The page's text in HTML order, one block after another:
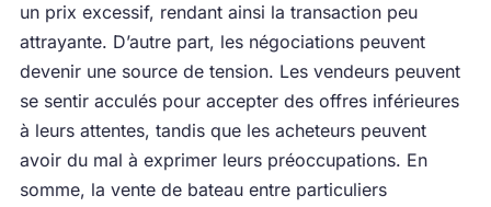
un prix excessif, rendant ainsi la transaction peu
attrayante. D’autre part, les négociations peuvent
devenir une source de tension. Les vendeurs peuvent
se sentir acculés pour accepter des offres inférieures
à leurs attentes, tandis que les acheteurs peuvent
avoir du mal à exprimer leurs préoccupations. En
somme, la vente de bateau entre particuliers